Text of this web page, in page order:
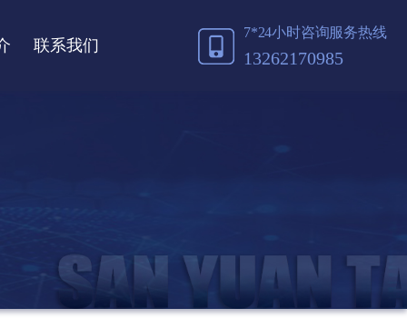
联系我们
7*24小时咨询服务热线
13262170985